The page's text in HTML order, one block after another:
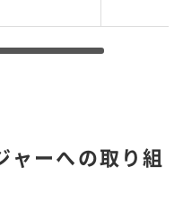
ャーへの取り組